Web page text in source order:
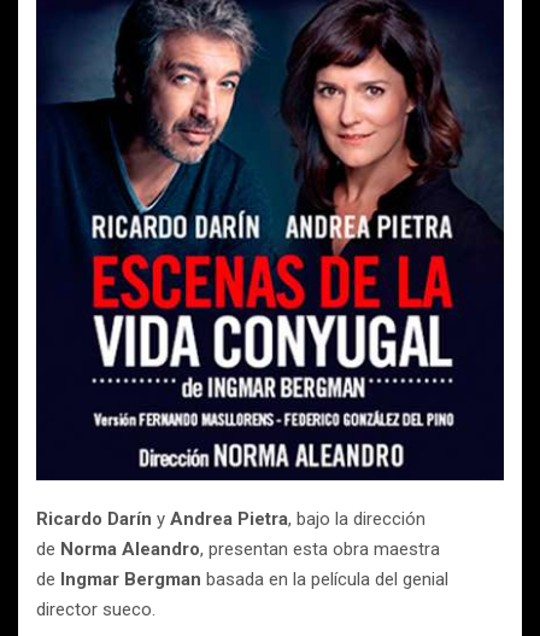
Ricardo Darín y Andrea Pietra, bajo la dirección
de Norma Aleandro, presentan esta obra maestra
de Ingmar Bergman basada en la película del genial
director sueco.